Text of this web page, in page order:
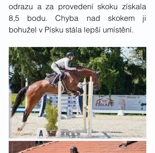
odrazu a za provedení skoku získala
8,5 bodu. Chyba nad skokem ji
bohužel v Písku stála lepší umístění.